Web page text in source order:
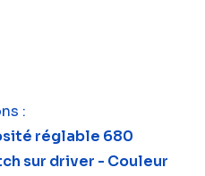
:
réglable 680
sur driver - Couleur